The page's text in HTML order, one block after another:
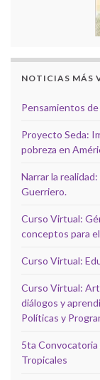
NOTICIAS MÁS
Pensamientos
Proyecto Seda:
pobreza en
Narrar la
Guerriero.
Curso Virtual:
conceptos para
Curso Virtual:
Curso Virtual:
diálogos y
Políticas y
5ta
Tropicales